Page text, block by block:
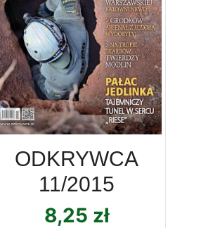
ODKRYWCA
11/2015
8,25 zł